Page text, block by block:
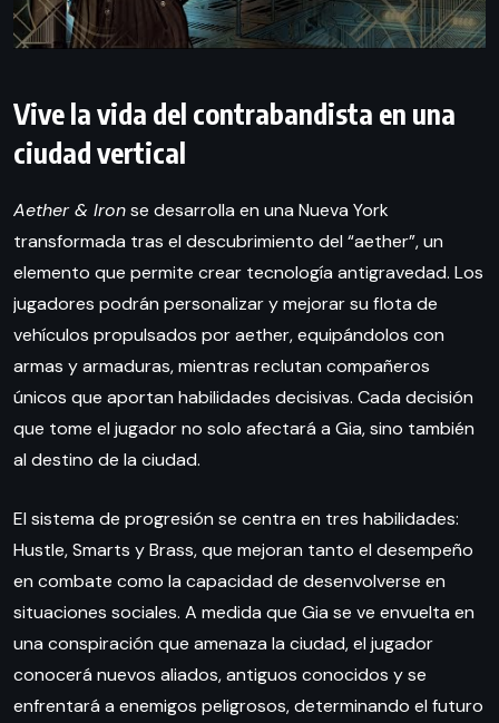
Vive la vida del contrabandista en una
ciudad vertical
Aether & Ironse desarrolla en una Nueva York
transformada tras el descubrimiento del “aether”, un
elemento que permite crear tecnología antigravedad. Los
jugadores podrán personalizar y mejorar su flota de
vehículos propulsados por aether, equipándolos con
armas y armaduras, mientras reclutan compañeros
únicos que aportan habilidades decisivas. Cada decisión
que tome el jugador no solo afectará a Gia, sino también
al destino de la ciudad.
El sistema de progresión se centra en tres habilidades:
Hustle, Smarts y Brass, que mejoran tanto el desempeño
en combate como la capacidad de desenvolverse en
situaciones sociales. A medida que Gia se ve envuelta en
una conspiración que amenaza la ciudad, el jugador
conocerá nuevos aliados, antiguos conocidos y se
enfrentará a enemigos peligrosos, determinando el futuro